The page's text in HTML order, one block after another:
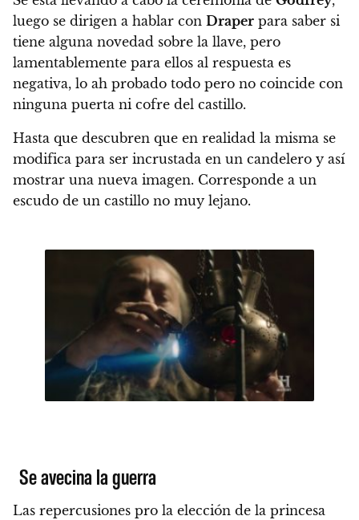
luego se dirigen a hablar con Draper para saber si
tiene alguna novedad sobre la llave, pero
lamentablemente para ellos al respuesta es
negativa, lo ah probado todo pero no coincide con
ninguna puerta ni cofre del castillo.
Hasta que descubren que en realidad la misma se
modifica para ser incrustada en un candelero y así
mostrar una nueva imagen. Corresponde a un
escudo de un castillo no muy lejano.
Se avecina la guerra
Las repercusiones pro la elección de la princesa